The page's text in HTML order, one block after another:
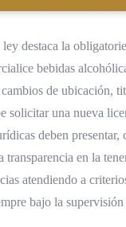
destaca la
bebidas
de ubicación,
solicitar una nueva
deben
en la
atendiendo a
bajo la